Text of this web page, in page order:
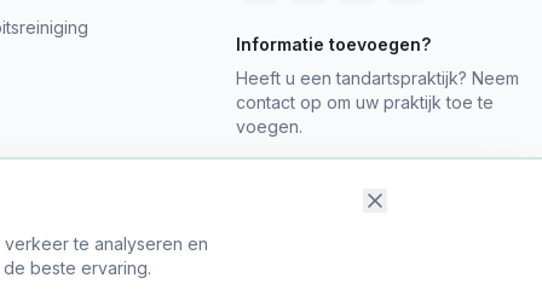
Informatie toevoegen?
Heeft u een tandartspraktijk? Neem
contact op om uw praktijk toe te
voegen.
te analyseren en
beste ervaring.